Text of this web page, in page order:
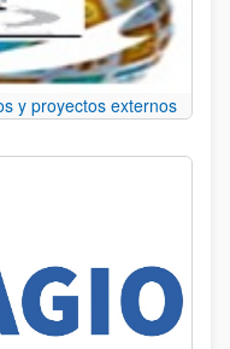
y proyectos externos